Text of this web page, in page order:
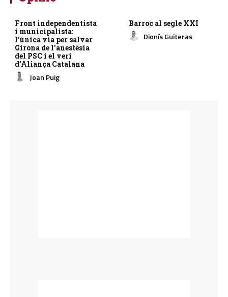
Front independentista
i municipalista:
l’única via per salvar
Girona de l’anestèsia
del PSC i el verí
d’Aliança Catalana
Joan Puig
Barroc al segle XXI
Dionís Guiteras